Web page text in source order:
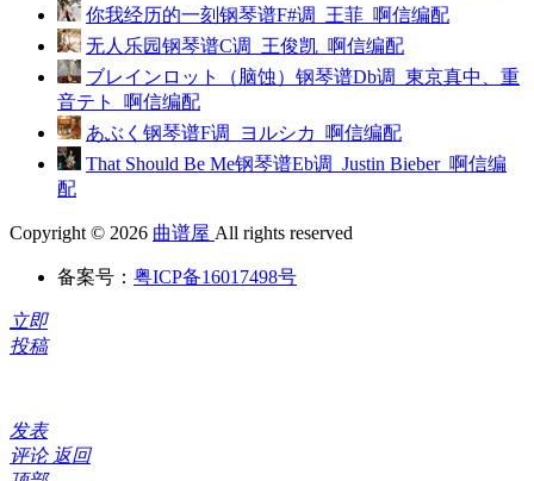
你我经历的一刻钢琴谱F#调_王菲_啊信编配
无人乐园钢琴谱C调_王俊凯_啊信编配
ブレインロット（脑蚀）钢琴谱Db调_東京真中、重
音テト_啊信编配
あぶく钢琴谱F调_ヨルシカ_啊信编配
That Should Be Me钢琴谱Eb调_Justin Bieber_啊信编
配
Copyright © 2026 曲谱屋 All rights reserved
备案号： 粤ICP备16017498号
立即
投稿
发表
评论 返回